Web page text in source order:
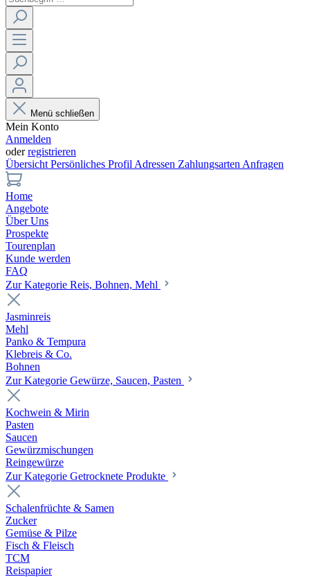
Menü schließen
Mein Konto
Anmelden
oderregistrieren
Übersicht Persönliches Profil Adressen Zahlungsarten Anfragen
Home
Angebote
Über Uns
Prospekte
Tourenplan
Kunde werden
FAQ
Zur Kategorie Reis, Bohnen, Mehl
Jasminreis
Mehl
Panko & Tempura
Klebreis & Co.
Bohnen
Zur Kategorie Gewürze, Saucen, Pasten
Kochwein & Mirin
Pasten
Saucen
Gewürzmischungen
Reingewürze
Zur Kategorie Getrocknete Produkte
Schalenfrüchte & Samen
Zucker
Gemüse & Pilze
Fisch & Fleisch
TCM
Reispapier